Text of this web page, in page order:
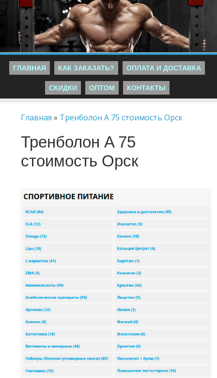
ГЛАВНАЯ КАК ЗАКАЗАТЬ? ОПЛАТА И ДОСТАВКА
СКИДКИ ОПТОМ КОНТАКТЫ
Главная » Тренболон A 75 стоимость Орск
Тренболон A 75
стоимость Орск